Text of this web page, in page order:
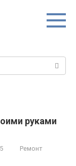
руками
Ремонт